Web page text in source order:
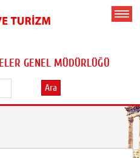
GENEL MÜDÜRLÜĞÜ
Ara